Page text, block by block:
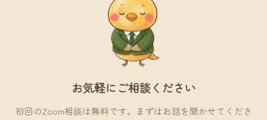
お気軽にご相談ください
初回のZoom相談は無料です。まずはお話を聞かせてくださ